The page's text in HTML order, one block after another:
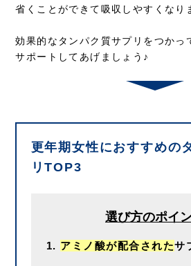
省くことができて吸収しやすくなり
効果的なタンパク質サプリをつかっ
サポートしてあげましょう♪
更年期女性におすすめの
リTOP3
選び方のポイ
アミノ酸が配合されたサ